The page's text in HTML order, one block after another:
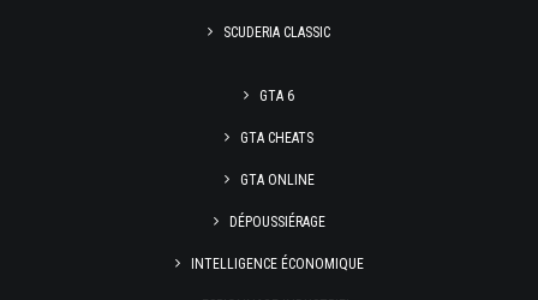
SCUDERIA CLASSIC
GTA 6
GTA CHEATS
GTA ONLINE
DÉPOUSSIÉRAGE
INTELLIGENCE ÉCONOMIQUE